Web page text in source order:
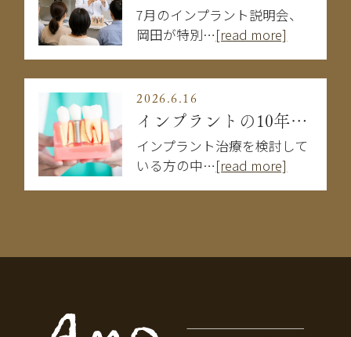
7月のインプラント説明会、
岡田が特別…[read more]
2026.6.16
インプラントの10年後はどうなる？長持ちする人・しない人の違い
インプラント治療を検討して
いる方の中…[read more]